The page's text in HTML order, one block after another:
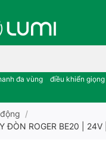
tắc cảm ứng..; âm thanh
đa vùng điều khiển giọng
/
ĐÒN ROGER BE20 |